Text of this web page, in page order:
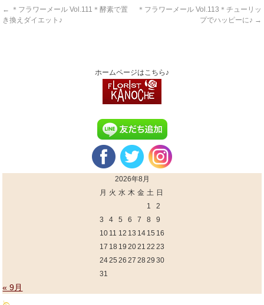
← ＊フラワーメール Vol.111＊酵素で置
き換えダイエット♪
＊フラワーメール Vol.113＊チューリッ
プでハッピーに♪ →
ホームページはこちら♪
2026年8月
月 火 水 木 金 土 日
1
2
3
4 5 6 7 8
9
10 11 12 13 14 15 16
17 18 19 2021 22 23
2425 26 27 28 29 30
31
« 9月